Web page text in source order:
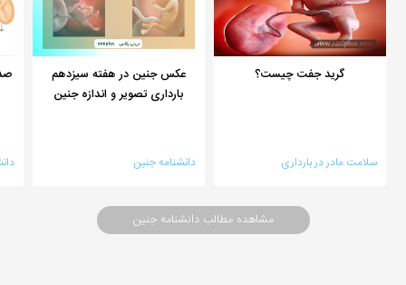
گرید جفت چیست؟
سلامت مادر در بارداری
عکس جنین در هفته سیزدهم
بارداری تصویر و اندازه جنین
دانشنامه جنین
مشاهده مطالب دانشنامه جنین